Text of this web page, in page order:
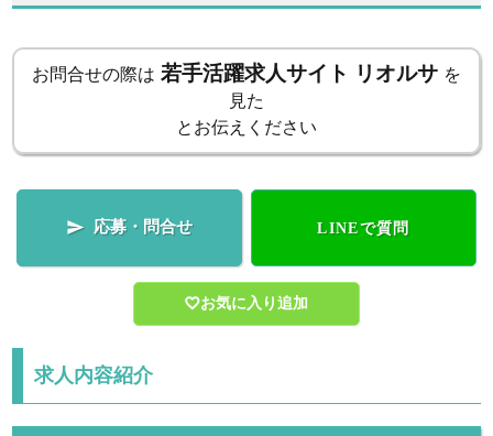
お問合せの際は 若手活躍求人サイト リオルサ を
見た
とお伝えください
 応募・問合せ LINEで質問
お気に入り追加
求人内容紹介